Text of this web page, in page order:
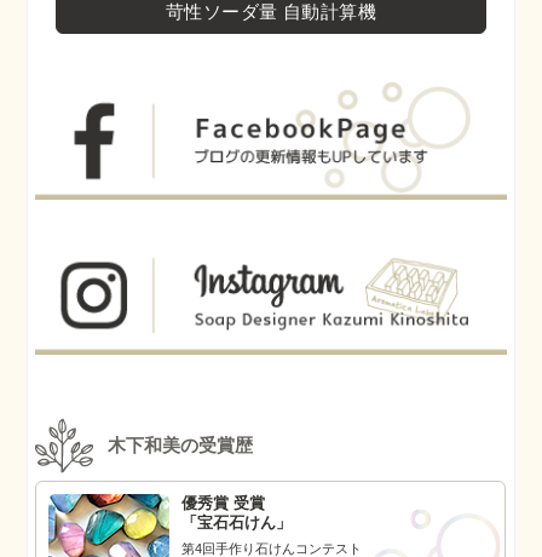
苛性ソーダ量 自動計算機
木下和美の受賞歴
優秀賞 受賞
「宝石石けん」
第4回手作り石けんコンテスト